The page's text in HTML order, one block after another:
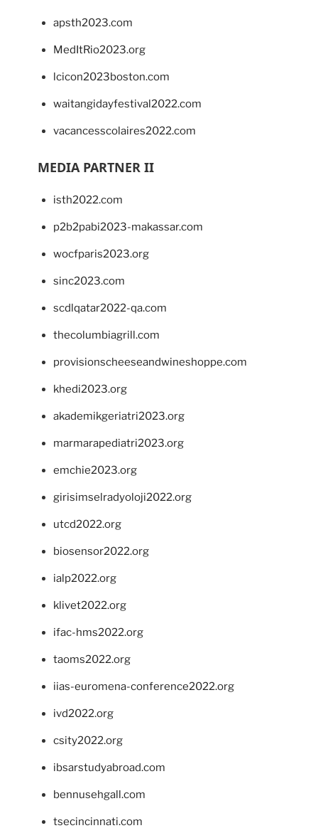
apsth2023.com
MedItRio2023.org
lcicon2023boston.com
waitangidayfestival2022.com
vacancesscolaires2022.com
MEDIA PARTNER II
isth2022.com
p2b2pabi2023-makassar.com
wocfparis2023.org
sinc2023.com
scdlqatar2022-qa.com
thecolumbiagrill.com
provisionscheeseandwineshoppe.com
khedi2023.org
akademikgeriatri2023.org
marmarapediatri2023.org
emchie2023.org
girisimselradyoloji2022.org
utcd2022.org
biosensor2022.org
ialp2022.org
klivet2022.org
ifac-hms2022.org
taoms2022.org
iias-euromena-conference2022.org
ivd2022.org
csity2022.org
ibsarstudyabroad.com
bennusehgall.com
tsecincinnati.com